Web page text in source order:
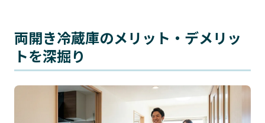
両開き冷蔵庫のメリット・デメリッ
トを深掘り